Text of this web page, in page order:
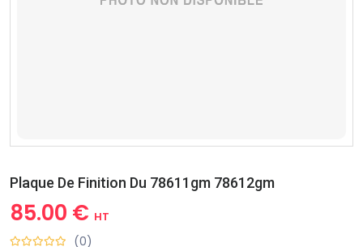
Plaque De Finition Du 78611gm 78612gm
85.00 € HT
(0)